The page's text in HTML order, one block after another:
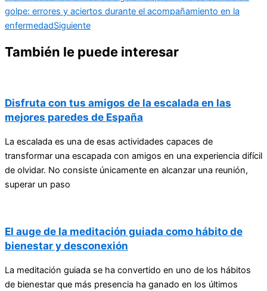
golpe: errores y aciertos durante el acompañamiento en la
enfermedadSiguiente
También le puede interesar
Disfruta con tus amigos de la escalada en las
mejores paredes de España
La escalada es una de esas actividades capaces de
transformar una escapada con amigos en una experiencia difícil
de olvidar. No consiste únicamente en alcanzar una reunión,
superar un paso
El auge de la meditación guiada como hábito de
bienestar y desconexión
La meditación guiada se ha convertido en uno de los hábitos
de bienestar que más presencia ha ganado en los últimos